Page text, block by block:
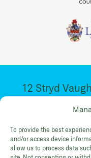
To provide the best
and/or access device
allow us to process data
12 Stryd
Facebook